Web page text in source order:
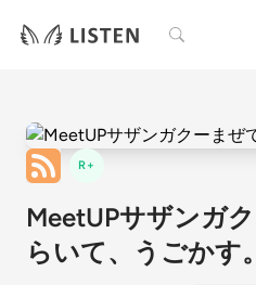
検索
R+
MeetUPサザンガ
らいて、うごかす。